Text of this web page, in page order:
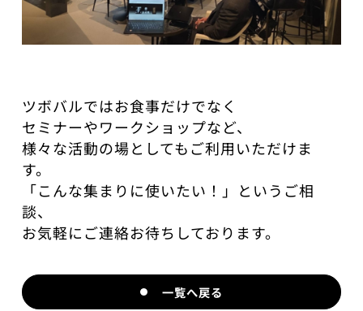
​ツボバルではお食事だけでなく
セミナーやワークショップなど、
様々な活動の場としてもご利用いただけま
す。
​「こんな集まりに使いたい！」というご相
談、
お気軽にご連絡お待ちしております。
一覧へ戻る